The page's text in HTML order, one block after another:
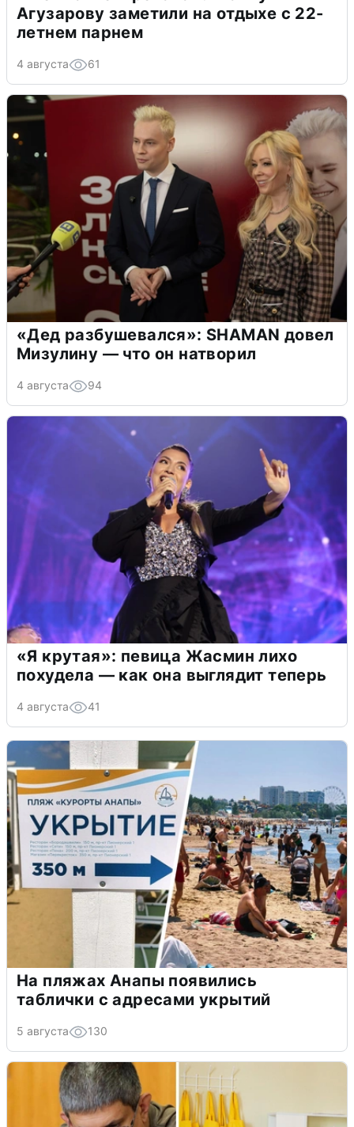
Агузарову заметили на отдыхе с 22-
летнем парнем
4 августа 61
«Дед разбушевался»: SHAMAN довел
Мизулину — что он натворил
4 августа 94
«Я крутая»: певица Жасмин лихо
похудела — как она выглядит теперь
4 августа 41
На пляжах Анапы появились
таблички с адресами укрытий
5 августа 130